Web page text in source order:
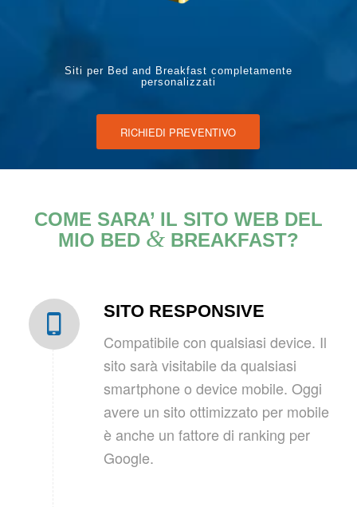
Siti per Bed and Breakfast completamente
personalizzati
RICHIEDI PREVENTIVO
COME SARA’ IL SITO WEB DEL
MIO BED &BREAKFAST?
SITO RESPONSIVE
Compatibile con qualsiasi device. Il
sito sarà visitabile da qualsiasi
smartphone o device mobile. Oggi
avere un sito ottimizzato per mobile
è anche un fattore di ranking per
Google.